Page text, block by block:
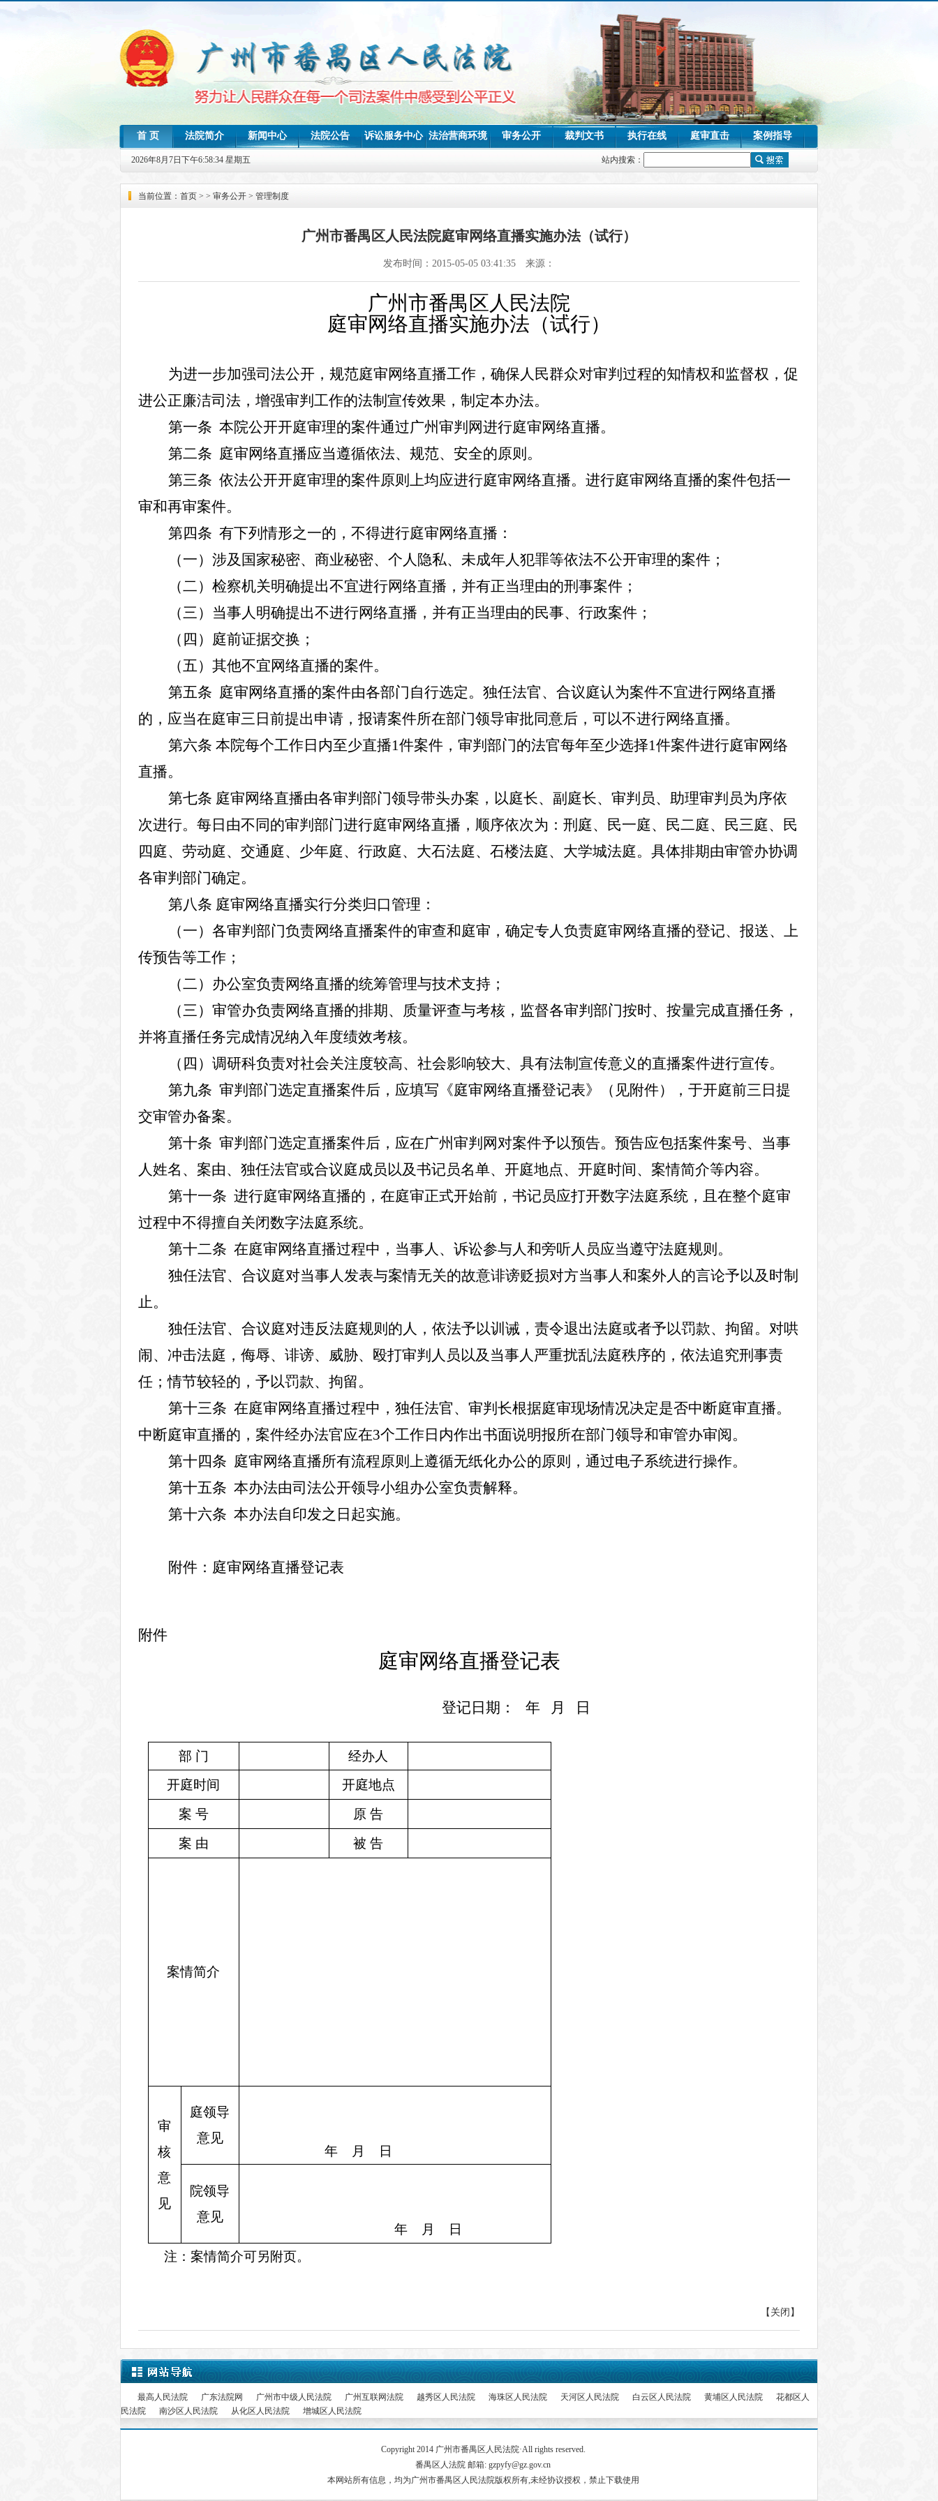
首 页 法院简介 新闻中心 法院公告 诉讼服务中心 法治营商环境 审务公开 裁判文书 执行在线 庭审直击 案例指导
司法统计
2026年8月7日下午6:58:35 星期五 站内搜索：
当前位置：首页 > > 审务公开 > 管理制度
广州市番禺区人民法院庭审网络直播实施办法（试行）
发布时间：2015-05-05 03:41:35 来源：
广州市番禺区人民法院
庭审网络直播实施办法（试行）
为进一步加强司法公开，规范庭审网络直播工作，确保人民群众对审判过程的知情权和监督权， 促
进公正廉洁司法，增强审判工作的法制宣传效果， 制定本办法。
第一条 本院公开开庭审理的案件通过广州审判网进行庭审网络直播。
第二条 庭审网络直播应当遵循依法、规范、安全的原则。
第三条 依法公开开庭审理的案件原则上均应进行庭审网络直播。进行庭审网络直播的案件包括一
审和再审案件。
第四条 有下列情形之一的，不得进行庭审网络直播：
（一）涉及国家秘密、商业秘密、个人隐私、未成年人犯罪等依法不公开审理的案件；
（二）检察机关明确提出不宜进行网络直播，并有正当理由的刑事案件；
（三）当事人明确提出不进行网络直播，并有正当理由的民事、行政案件；
（四）庭前证据交换；
（五）其他不宜网络直播的案件。
第五条 庭审网络直播的案件由各部门自行选定。独任法官、合议庭认为案件不宜进行网络直播
的，应当在庭审三日前提出申请，报请案件所在部门领导审批同意后，可以不进行网络直播。
第六条 本院每个工作日内至少直播1件案件，审判部门的法官每年至少选择1件案件进行庭审网络
直播。
第七条 庭审网络直播由各审判部门领导带头办案，以庭长、副庭长、审判员、助理审判员为序依
次进行。每日由不同的审判部门进行庭审网络直播，顺序依次为：刑庭、民一庭、民二庭、民三庭、民
四庭、劳动庭、交通庭、少年庭、行政庭、大石法庭、石楼法庭、大学城法庭。具体排期由审管办协调
各审判部门确定。
第八条 庭审网络直播实行分类归口管理：
（一）各审判部门负责网络直播案件的审查和庭审，确定专人负责庭审网络直播的登记、报送、上
传预告等工作；
（二）办公室负责网络直播的统筹管理与技术支持；
（三）审管办负责网络直播的排期、质量评查与考核，监督各审判部门按时、按量完成直播任务，
并将直播任务完成情况纳入年度绩效考核。
（四）调研科负责对社会关注度较高、社会影响较大、具有法制宣传意义的直播案件进行宣传。
第九条 审判部门选定直播案件后，应填写《庭审网络直播登记表》（见附件），于开庭前三日提
交审管办备案。
第十条 审判部门选定直播案件后，应在广州审判网对案件予以预告。预告应包括案件案号、当事
人姓名、案由、独任法官或合议庭成员以及书记员名单、开庭地点、开庭时间、案情简介等内容。
第十一条 进行庭审网络直播的，在庭审正式开始前，书记员应打开数字法庭系统，且在整个庭审
过程中不得擅自关闭数字法庭系统。
第十二条 在庭审网络直播过程中，当事人、诉讼参与人和旁听人员应当遵守法庭规则。
独任法官、合议庭对当事人发表与案情无关的故意诽谤贬损对方当事人和案外人的言论予以及时制
止。
独任法官、合议庭对违反法庭规则的人，依法予以训诫，责令退出法庭或者予以罚款、拘留。对哄
闹、冲击法庭，侮辱、诽谤、威胁、殴打审判人员以及当事人严重扰乱法庭秩序的，依法追究刑事责
任；情节较轻的，予以罚款、拘留。
第十三条 在庭审网络直播过程中，独任法官、审判长根据庭审现场情况决定是否中断庭审直播。
中断庭审直播的，案件经办法官应在3个工作日内作出书面说明报所在部门领导和审管办审阅。
第十四条 庭审网络直播所有流程原则上遵循无纸化办公的原则，通过电子系统进行操作。
第十五条 本办法由司法公开领导小组办公室负责解释。
第十六条 本办法自印发之日起实施。
附件：庭审网络直播登记表
附件
庭审网络直播登记表
登记日期： 年 月 日
部 门
经办人
开庭时间
开庭地点
案 号 原 告
案 由 被 告
案情简介
审
核
意
见
庭领导
意见
年
月 日
院领导
意见
年
月
日
注 ：案情简介可另附页。
【关闭】
最高人民法院 广东法院网 广州市中级人民法院 广州互联网法院 越秀区人民法院 海珠区人民法院 天河区人民法院 白云区人民法院 黄埔区人民法院
花都区人
民法院
南沙区人民法院 从化区人民法院 增城区人民法院
Copyright 2014 广州市番禺区人民法院·All rights reserved.
番禺区人法院 邮箱: gzpyfy@gz.gov.cn
本网站所有信息，均为广州市番禺区人民法院版权所有,未经协议授权，禁止下载使用